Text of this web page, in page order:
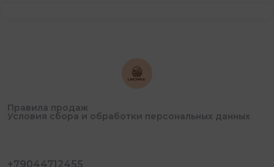
Правила продаж
Условия сбора и обработки персональных данных
+79044712455